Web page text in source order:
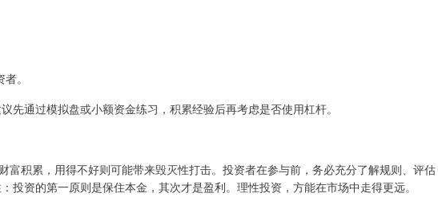
。
先通过模拟盘或小额资金练习，积累经验后再考虑是否使用杠杆。
富积累，用得不好则可能带来毁灭性打击。投资者在参与前，务必充分了解规则、评估
投资的第一原则是保住本金，其次才是盈利。理性投资，方能在市场中走得更远。